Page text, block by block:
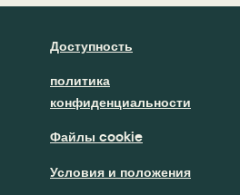
Доступность
политика
конфиденциальности
Файлы cookie
Условия и положения